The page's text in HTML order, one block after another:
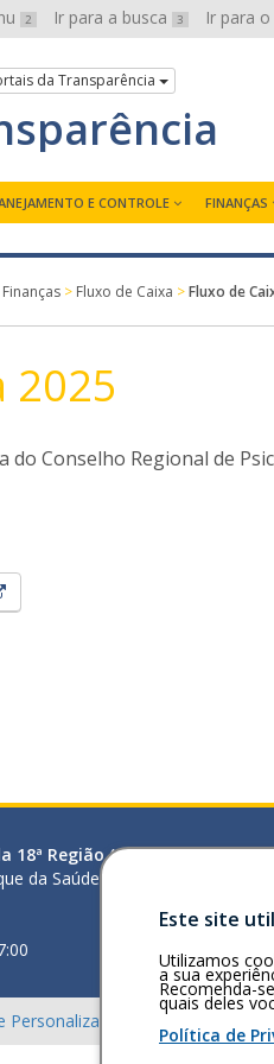
2 Ir para a busca 3 Ir para
da Transparência
E CONTROLE FINANÇAS
Finanças > Fluxo de Caixa >Fluxo de
2025
do Conselho Regional de
Esse link abrirá em uma nova janela.
18ª Região (MT)
da Saúde - Cuiabá MT CEP
Personalização de cookies
Este site
Utilizamos
a sua
Recomenda-
quais deles
Política de